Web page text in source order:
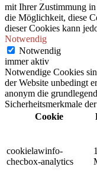
mit Ihrer Zustimmung in
die Möglichkeit, diese
dieser Cookies kann
Notwendig
Notwendig
immer aktiv
Notwendige Cookies
der Website unbedingt
anonym die
Sicherheitsmerkmale
Cookie
cookielawinfo-
checbox-analytics